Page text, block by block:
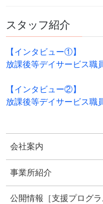
自分で好きな色を選んで
スタッフ紹介
【インタビュー①】
放課後等デイサービス
【インタビュー②】
放課後等デイサービス
会社案内
事業所紹介
公開情報［支援プログラ